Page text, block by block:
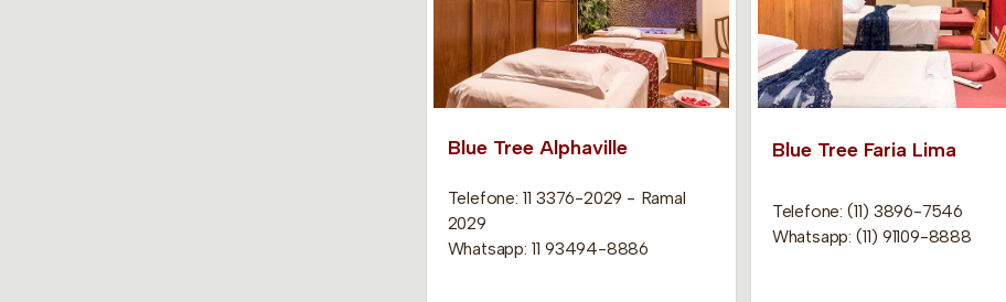
Blue Tree Alphaville
Telefone: 11 3376-2029 - Ramal
2029
Whatsapp: 11 93494-8886
Blue Tree Faria Lima
Telefone: (11) 3896-7546
Whatsapp: (11) 91109-8888